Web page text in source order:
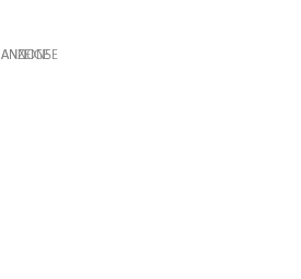
ANZEIGE